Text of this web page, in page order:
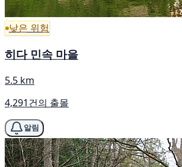
낮은 위험
히다 민속 마을
5.5 km
4,291건의 출몰
알림